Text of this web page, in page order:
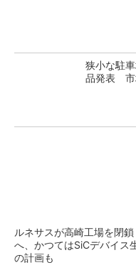
狭小な駐
品発表 市
ルネサスが高崎工場を閉鎖
へ、かつてはSiCデバイス
の計画も